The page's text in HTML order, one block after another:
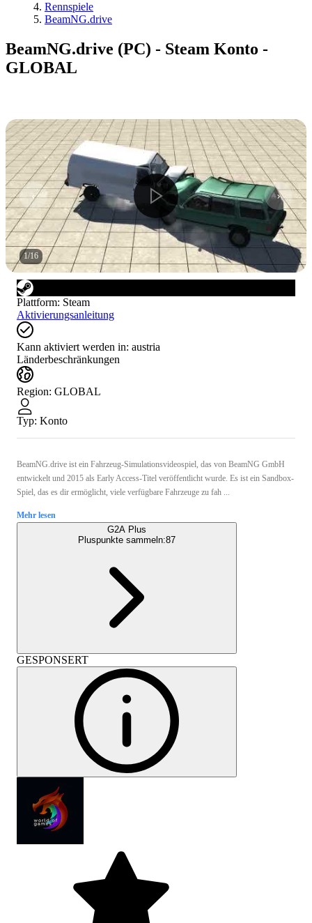
Rennspiele
BeamNG.drive
BeamNG.drive (PC) - Steam Konto -
GLOBAL
1/16
Plattform: Steam
Aktivierungsanleitung
Kann aktiviert werden in: austria
Länderbeschränkungen
Region: GLOBAL
Typ: Konto
BeamNG.drive ist ein Fahrzeug-Simulationsvideospiel, das von BeamNG GmbH
entwickelt und 2015 als Early Access-Titel veröffentlicht wurde. Es ist ein Sandbox-
Spiel, das es dir ermöglicht, viele verfügbare Fahrzeuge zu fah ...
Mehr lesen
G2A Plus
Pluspunkte sammeln:87
GESPONSERT